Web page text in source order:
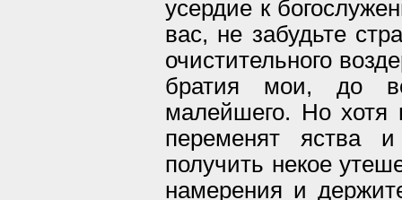
усердие к
вас, не забудьте
очистительного
братия мои, до
малейшего. Но хотя
переменят яства
получить некое
намерения и